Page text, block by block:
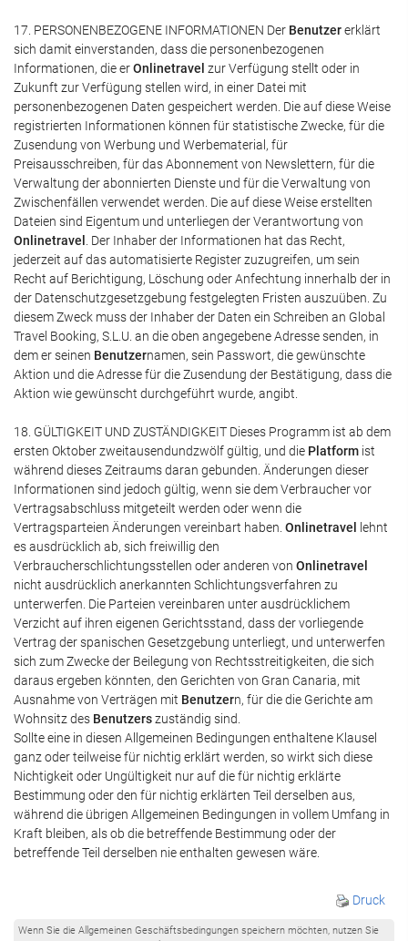
17. PERSONENBEZOGENE INFORMATIONEN Der Benutzererklärt
sich damit einverstanden, dass die personenbezogenen
Informationen, die erOnlinetravel zur Verfügung stellt oder in
Zukunft zur Verfügung stellen wird, in einer Datei mit
personenbezogenen Daten gespeichert werden. Die auf diese Weise
registrierten Informationen können für statistische Zwecke, für die
Zusendung von Werbung und Werbematerial, für
Preisausschreiben, für das Abonnement von Newslettern, für die
Verwaltung der abonnierten Dienste und für die Verwaltung von
Zwischenfällen verwendet werden. Die auf diese Weise erstellten
Dateien sind Eigentum und unterliegen der Verantwortung von
Onlinetravel
. Der Inhaber der Informationen hat das Recht,
jederzeit auf das automatisierte Register zuzugreifen, um sein
Recht auf Berichtigung, Löschung oder Anfechtung innerhalb der in
der Datenschutzgesetzgebung festgelegten Fristen auszuüben. Zu
diesem Zweck muss der Inhaber der Daten ein Schreiben an Global
Travel Booking, S.L.U. an die oben angegebene Adresse senden, in
dem er seinen Benutzernamen, sein Passwort, die gewünschte
Aktion und die Adresse für die Zusendung der Bestätigung, dass die
Aktion wie gewünscht durchgeführt wurde, angibt.
18. GÜLTIGKEIT UND ZUSTÄNDIGKEIT Dieses Programm ist ab dem
ersten Oktober zweitausendundzwölf gültig, und die Platform ist
während dieses Zeitraums daran gebunden. Änderungen dieser
Informationen sind jedoch gültig, wenn sie dem Verbraucher vor
Vertragsabschluss mitgeteilt werden oder wenn die
Vertragsparteien Änderungen vereinbart haben. Onlinetravel
lehnt
es ausdrücklich ab, sich freiwillig den
Verbraucherschlichtungsstellen oder anderen von Onlinetravel
nicht ausdrücklich anerkannten Schlichtungsverfahren zu
unterwerfen. Die Parteien vereinbaren unter ausdrücklichem
Verzicht auf ihren eigenen Gerichtsstand, dass der vorliegende
Vertrag der spanischen Gesetzgebung unterliegt, und unterwerfen
sich zum Zwecke der Beilegung von Rechtsstreitigkeiten, die sich
daraus ergeben könnten, den Gerichten von Gran Canaria, mit
Ausnahme von Verträgen mit Benutzern, für die die Gerichte am
Wohnsitz des Benutzerszuständig sind.
Sollte eine in diesen Allgemeinen Bedingungen enthaltene Klausel
ganz oder teilweise für nichtig erklärt werden, so wirkt sich diese
Nichtigkeit oder Ungültigkeit nur auf die für nichtig erklärte
Bestimmung oder den für nichtig erklärten Teil derselben aus,
während die übrigen Allgemeinen Bedingungen in vollem Umfang in
Kraft bleiben, als ob die betreffende Bestimmung oder der
betreffende Teil derselben nie enthalten gewesen wäre.
Druck
Wenn Sie die Allgemeinen Geschäftsbedingungen speichern möchten, nutzen Sie